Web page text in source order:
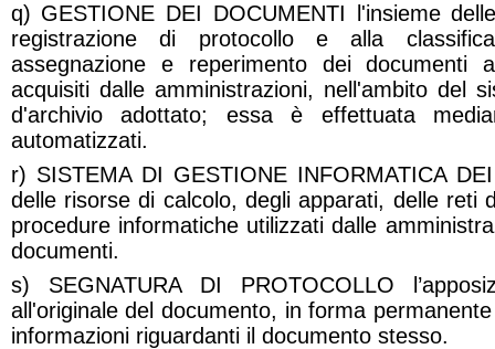
q) GESTIONE DEI DOCUMENTI l'insieme
registrazione di protocollo e alla
assegnazione e reperimento dei documenti
acquisiti dalle amministrazioni, nell'ambito del
d'archivio adottato; essa è effettuata
automatizzati.
r) SISTEMA DI GESTIONE INFORMATICA
delle risorse di calcolo, degli apparati, delle reti
procedure informatiche utilizzati dalle
documenti.
s) SEGNATURA DI PROTOCOLLO
all'originale del documento, in forma
informazioni riguardanti il documento stesso.